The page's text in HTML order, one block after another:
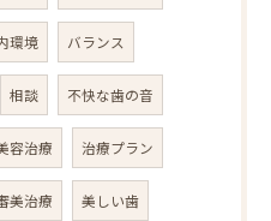
環境 バランス
相談 不快な歯の音
容治療 治療プラン
美治療 美しい歯